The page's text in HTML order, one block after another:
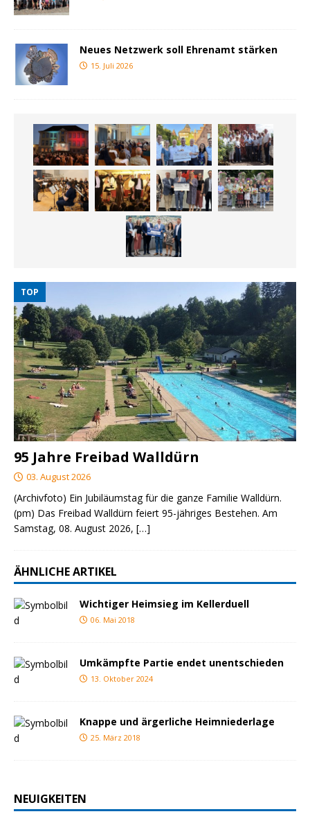
Neues Netzwerk soll Ehrenamt stärken
15. Juli 2026
TOP
95 Jahre Freibad Walldürn
03. August 2026
(Archivfoto) Ein Jubiläumstag für die ganze Familie Walldürn.
(pm) Das Freibad Walldürn feiert 95-jähriges Bestehen. Am
Samstag, 08. August 2026, […]
ÄHNLICHE ARTIKEL
Wichtiger Heimsieg im Kellerduell
06. Mai 2018
Umkämpfte Partie endet unentschieden
13. Oktober 2024
Knappe und ärgerliche Heimniederlage
25. März 2018
NEUIGKEITEN